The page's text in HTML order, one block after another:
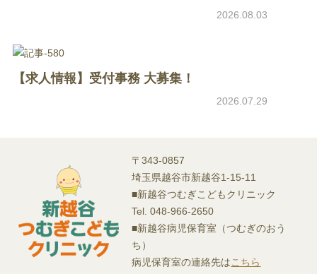
2026.08.03
【求人情報】受付事務 大募集！
2026.07.29
〒343-0857
埼玉県越谷市新越谷1-15-11
■新越谷つむぎこどもクリニック
Tel. 048-966-2650
■新越谷病児保育室（つむぎのおう
ち）
病児保育室の連絡先はこちら